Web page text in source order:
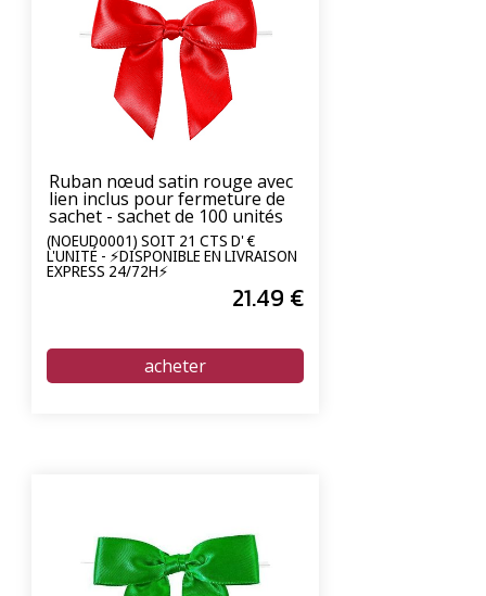
Ruban nœud satin rouge avec
lien inclus pour fermeture de
sachet - sachet de 100 unités
(NOEUD0001) SOIT 21 CTS D' €
L'UNITÉ - ⚡DISPONIBLE EN LIVRAISON
EXPRESS 24/72H⚡
21.49 €